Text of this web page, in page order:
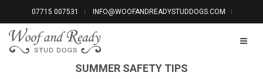
07715 007531 INFO@WOOFANDREADYSTUDDOGS.COM
SUMMER SAFETY TIPS